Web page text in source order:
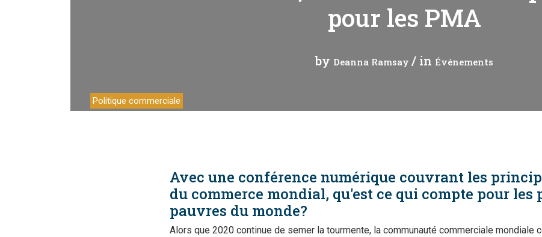
pour les PMA
by Deanna Ramsay / in Événements
Politique commerciale
Avec une conférence numérique couvrant les
du commerce mondial, qu'est ce qui compte pour les
pauvres du monde?
Alors que 2020 continue de semer la tourmente, la communauté commerciale mondiale